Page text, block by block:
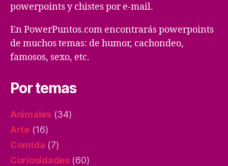
powerpoints y chistes por e-mail.
En PowerPuntos.com encontrarás powerpoints
de muchos temas: de humor, cachondeo,
famosos, sexo, etc.
Por temas
Animales(34)
Arte(16)
Comida (7)
Curiosidades(60)